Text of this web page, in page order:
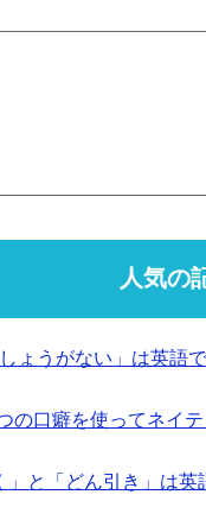
人気の
しょうがない」は英語
の口癖を使ってネイ
」と「どん引き」は